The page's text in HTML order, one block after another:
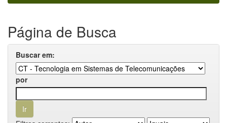
Página de Busca
Buscar em:
por